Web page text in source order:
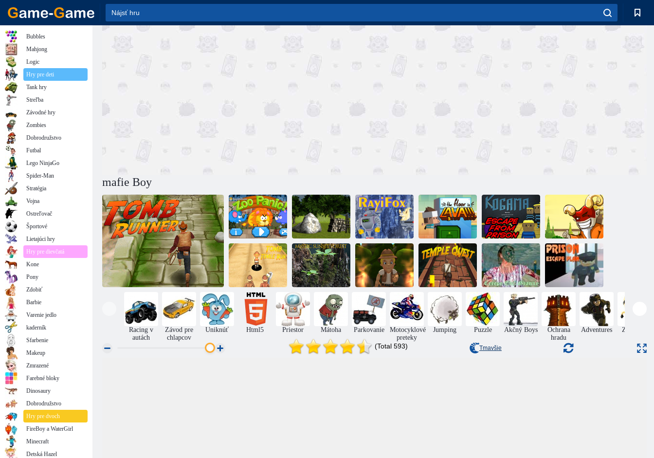
mafie Boy
Panika v ZOO
Uniknúť z domu
v lese: Episode 2
Electric Fox
Lávu namiesto
podlahy
Kogama: Útek z
väzenia
Legendy o
samurajovi
Chrám hrobky:
Útek
Mystický západ
slnka v lese
Zúfalý útek Chrám
Strašidelná zlá
babička
Plán útek z
väzenia
Racing v
autách
Závod pre
chlapcov
Uniknúť Html5 Priestor Mátoha Parkovanie
Motocyklové
preteky
Jumping Puzzle Akčný Boys
Ochrana
hradu
Adventures Zručnosť
(Total 593) Tmavšie
Bubbles
Mahjong
Logic
Hry pre deti
Tank hry
Streľba
Závodné hry
Zombies
Dobrodružstvo
Futbal
Lego NinjaGo
Spider-Man
Stratégia
Vojna
Ostreľovač
Športové
Lietajúci hry
Hry pre dievčatá
Kone
Pony
Zdobiť
Barbie
Varenie jedlo
kaderník
Sfarbenie
Makeup
Zmrazené
Farebné bloky
Dinosaury
Dobrodružstvo
Hry pre dvoch
FireBoy a WaterGirl
Minecraft
Detská Hazel